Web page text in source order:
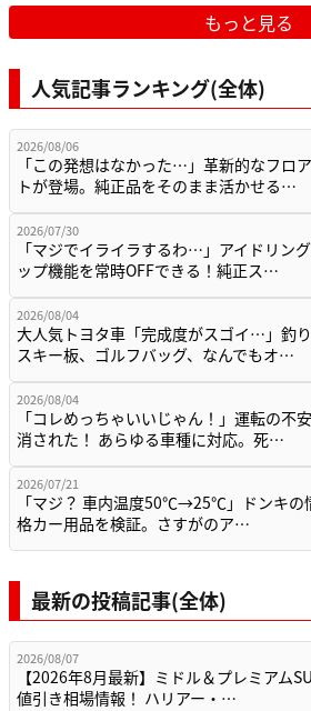
もっと見る
人気記事ランキング(全体)
2026/08/06
「この発想はなかった…」革新的なフロ
トが登場。純正品をそのまま活かせる…
2026/07/30
「マジでイライラするわ…」アイドリン
ップ機能を常時OFFできる！純正ス…
2026/08/04
大人気トヨタ車「完成度がスゴイ…」釣り
スキー板、ゴルフバッグ、なんでもオ…
2026/08/04
「コレめっちゃいいじゃん！」運転の不
消された！ あらゆる車種に対応。死…
2026/07/21
「マジ？ 車内温度50℃→25℃」ドンキの
格カー用品を検証。さすがのア…
最新の投稿記事(全体)
2026/08/07
【2026年8月最新】ミドル＆プレミアム
値引き相場情報！ ハリアー・…